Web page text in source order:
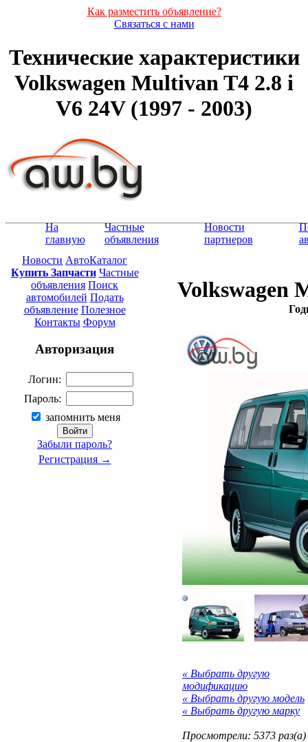
Как разместить объявление?
Связаться с нами
Технические характеристики
Volkswagen Multivan T4 2.8 i
V6 24V (1997 - 2003)
На
главную
Частные
объявления
Новости
партнеров
Новости АвтоКаталог
Купить Запчасти Частные
объявления Поиск
автомобилей Подать
объявление Полезное
Контакты Форум
Авторизация
Логин:
Пароль:
запомнить меня
Забыли пароль?
Регистрация →
Volkswagen
« Выбрать другую
модификацию
« Выбрать другую модель
« Выбрать другую марку
Просмотрели: 5373 раз(а)